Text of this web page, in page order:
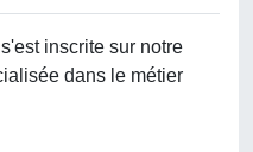
s'est inscrite sur notre
dans le métier